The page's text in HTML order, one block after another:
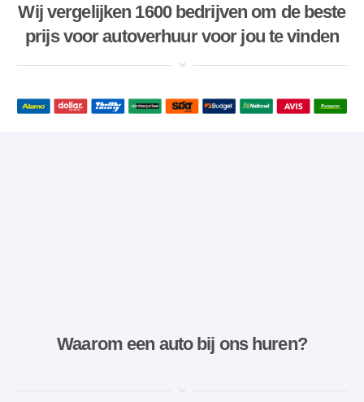
Wij vergelijken 1600 bedrijven om de beste
prijs voor autoverhuur voor jou te vinden
Waarom een ​​auto bij ons huren?